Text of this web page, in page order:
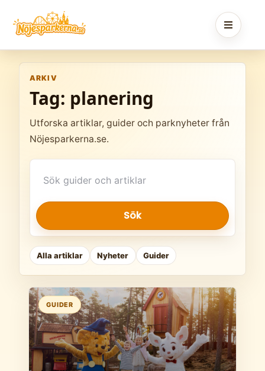
content
ARKIV
Tag: planering
Utforska artiklar, guider och parknyheter från
Nöjesparkerna.se.
artiklar
Sök
Alla artiklar Nyheter Guider
GUIDER